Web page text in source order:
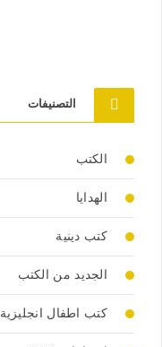
التصنيفات
الكتب
الهدايا
كتب دينية
الجديد من الكتب
كتب اطفال انجليزية